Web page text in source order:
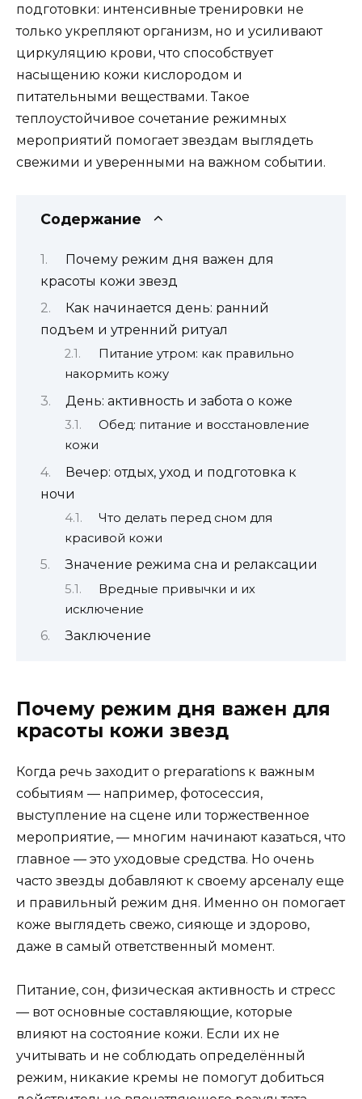
подготовки: интенсивные тренировки не
только укрепляют организм, но и усиливают
циркуляцию крови, что способствует
насыщению кожи кислородом и
питательными веществами. Такое
теплоустойчивое сочетание режимных
мероприятий помогает звездам выглядеть
свежими и уверенными на важном событии.
Содержание
Почему режим дня важен для
красоты кожи звезд
Как начинается день: ранний
подъем и утренний ритуал
Питание утром: как правильно
накормить кожу
День: активность и забота о коже
Обед: питание и восстановление
кожи
Вечер: отдых, уход и подготовка к
ночи
Что делать перед сном для
красивой кожи
Значение режима сна и релаксации
Вредные привычки и их
исключение
Заключение
Почему режим дня важен для
красоты кожи звезд
Когда речь заходит о preparations к важным
событиям — например, фотосессия,
выступление на сцене или торжественное
мероприятие, — многим начинают казаться, что
главное — это уходовые средства. Но очень
часто звезды добавляют к своему арсеналу еще
и правильный режим дня. Именно он помогает
коже выглядеть свежо, сияюще и здорово,
даже в самый ответственный момент.
Питание, сон, физическая активность и стресс
— вот основные составляющие, которые
влияют на состояние кожи. Если их не
учитывать и не соблюдать определённый
режим, никакие кремы не помогут добиться